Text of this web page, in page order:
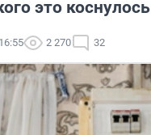
это коснулось
2 270 32